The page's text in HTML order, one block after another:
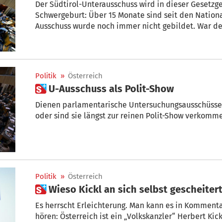
Der Südtirol-Unterausschuss wird in dieser
Schwergeburt: Über 15 Monate sind seit den Nationalratswahlen vergangen – und der
Ausschuss wurde noch immer nicht gebildet. War der Vorsitz bisher fest in der Hand der
Politik » Österreich
 U-Ausschuss als Polit-Show
Dienen parlamentarische
oder sind sie längst zur reinen Polit-Show
Politik » Österreich
 Wieso Kickl an sich selbst
Es herrscht Erleichterung. Man kann es in Kommentaren lesen
hören: Österreich ist ein „Volkskanzler“ Herbert Kickl erspart geblieben. Auch